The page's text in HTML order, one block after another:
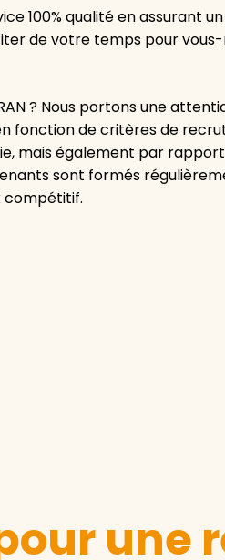
100% qualité en assurant un
de votre temps pour
? Nous portons une
fonction de critères de
mais également par
sont formés
compétitif.
une